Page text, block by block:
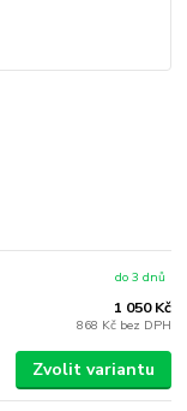
1 050 Kč
868 Kč bez DPH
do 3 dnů
Zvolit variantu